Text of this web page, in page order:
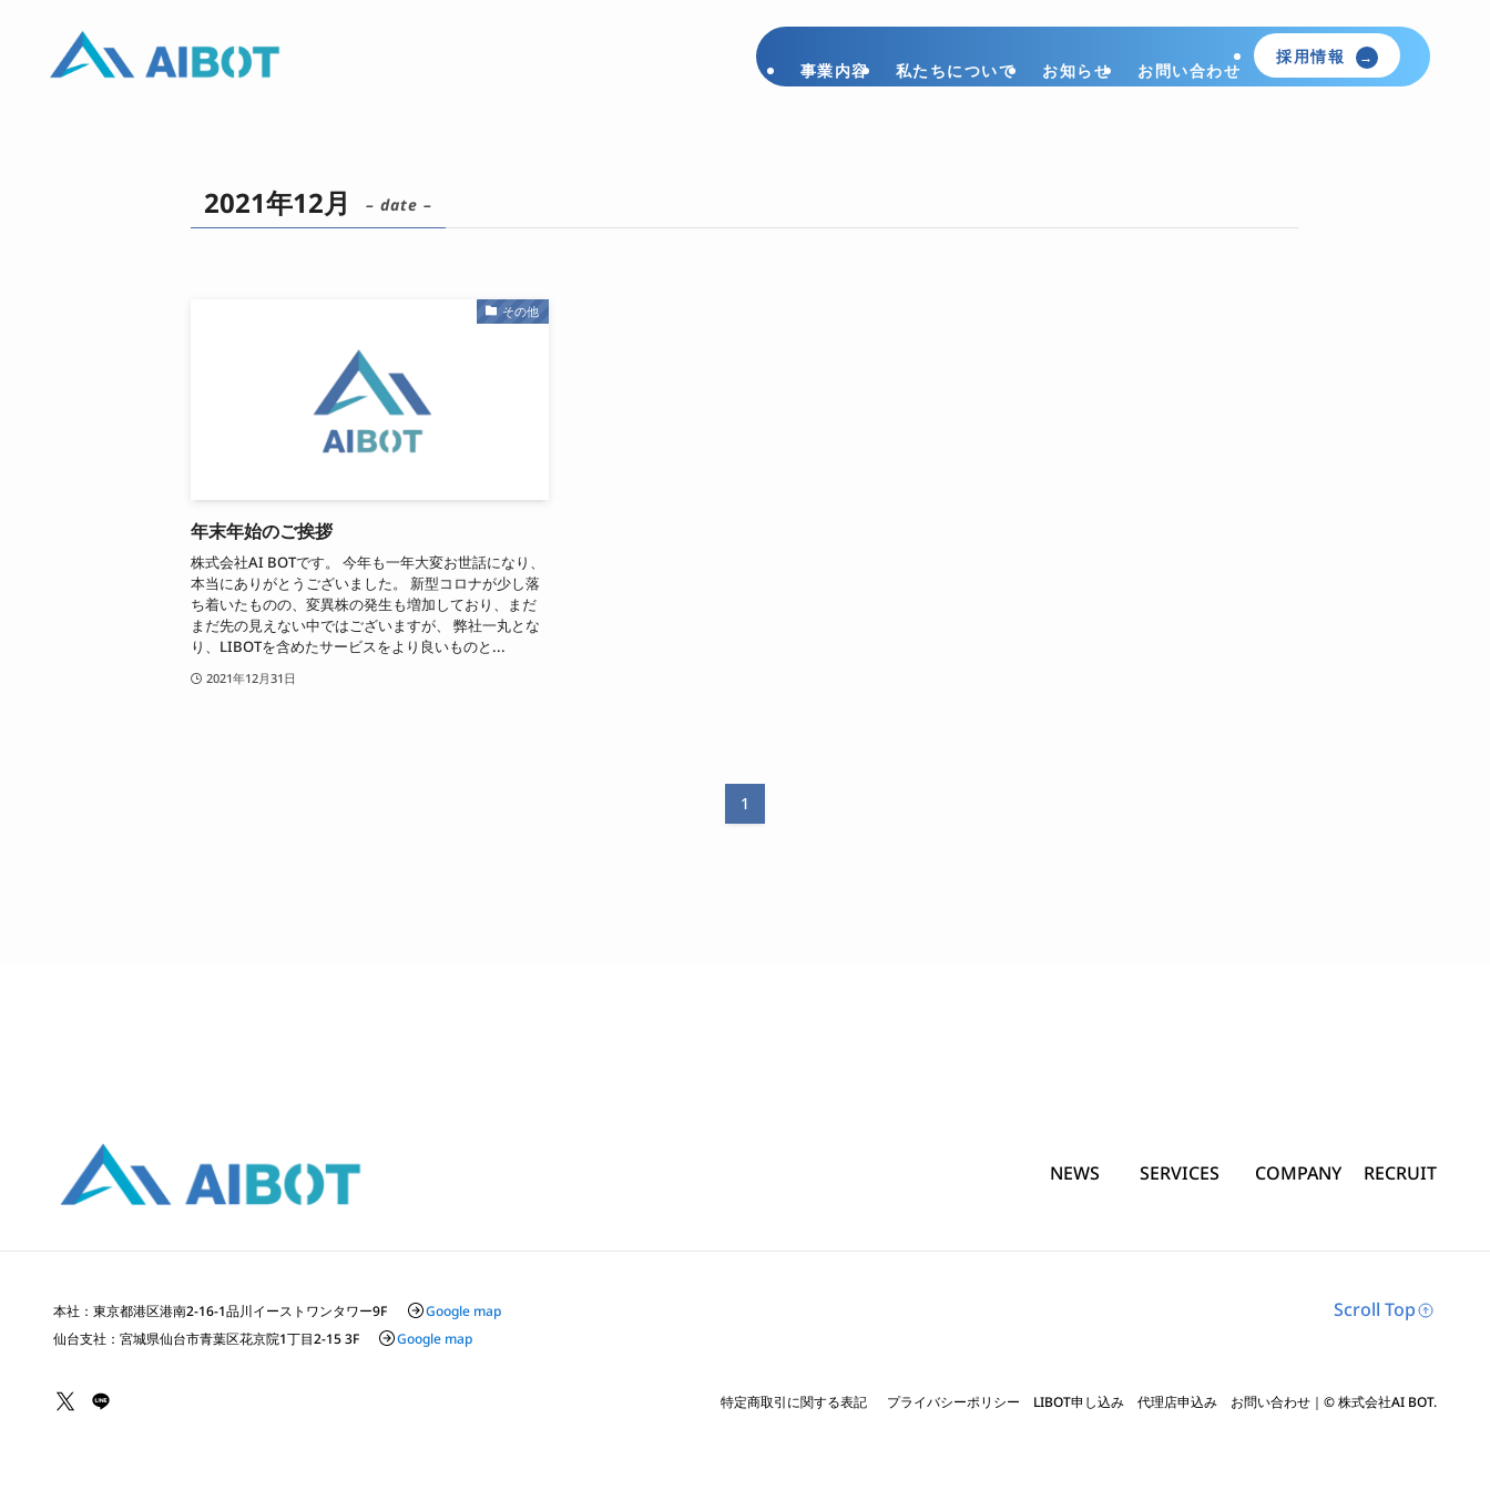
事業内容 私たちについて お知らせ お問い合わせ
採用情報
2021年12月 – date –
その他
年末年始のご挨拶
株式会社AI BOTです。 今年も一年大変お世話になり、
本当にありがとうございました。 新型コロナが少し落
ち着いたものの、変異株の発生も増加しており、まだ
まだ先の見えない中ではございますが、 弊社一丸とな
り、LIBOTを含めたサービスをより良いものと...
2021年12月31日
1
NEWS SERVICES COMPANY RECRUIT
本社：東京都港区港南2-16-1品川イーストワンタワー9F
Google map
仙台支社：宮城県仙台市青葉区花京院1丁目2-15 3F
Google map
Scroll Top
特定商取引に関する表記 プライバシーポリシー LIBOT申し込み 代理店申込み お問い合わせ ｜© 株式会社AI BOT.